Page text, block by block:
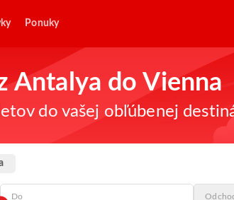
Ponuky
Antalya do Vienna
do vašej obľúbenej
Do